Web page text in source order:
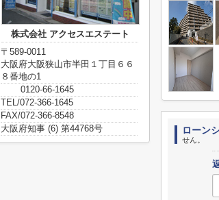
ローン
せん。
株式会社 アクセスエステート
〒589-0011
大阪府大阪狭山市半田１丁目６６
８番地の1
0120-66-1645
TEL/072-366-1645
FAX/072-366-8548
大阪府知事 (6) 第44768号